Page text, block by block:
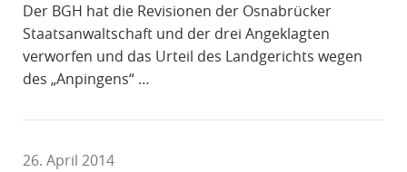
Der BGH hat die Revisionen der Osnabrücker
Staatsanwaltschaft und der drei Angeklagten
verworfen und das Urteil des Landgerichts wegen
des „Anpingens“ …
26. April 2014